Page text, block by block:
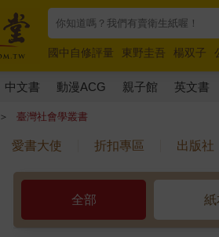
國中自修評量 東野圭吾 楊双子
唯紅花綻放
奧德賽 路邊攤新作
中文書 動漫ACG 親子館 英文書
＞ 臺灣社會學叢書
愛書大使 折扣專區 出版社
全部 紙